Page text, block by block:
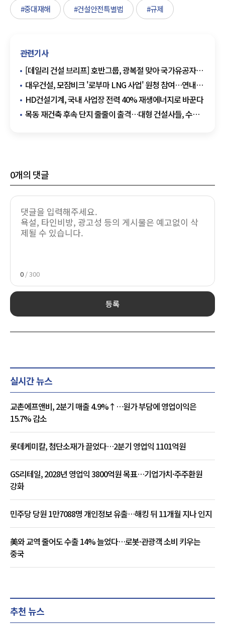
#중대재해 #건설안전특별법 #규제
관련기사
[데일리 건설 브리프] 호반그룹, 광복절 맞아 국가유공자
장수사진 촬영 봉사활동 外
대우건설, 모잠비크 '로부마 LNG 사업' 원청 참여…연내
EPC 본계약 목표
HD건설기계, 국내 사업장 전력 40% 재생에너지로 바꾼다
목동 재건축 후속 단지 줄줄이 출격…대형 건설사들, 수주
0개의 댓글
0 / 300
등록
실시간 뉴스
교촌에프앤비, 2분기 매출 4.9%↑…원가 부담에 영업이익은
15.7% 감소
롯데케미칼, 첨단소재가 끌었다…2분기 영업익 1101억원
GS리테일, 2028년 영업익 3800억원 목표…기업가치·주주환원
강화
민주당 당원 1만7088명 개인정보 유출…해킹 뒤 11개월 지나 인지
美와 교역 줄어도 수출 14% 늘었다…로봇·관광객 소비 키우는
중국
추천 뉴스